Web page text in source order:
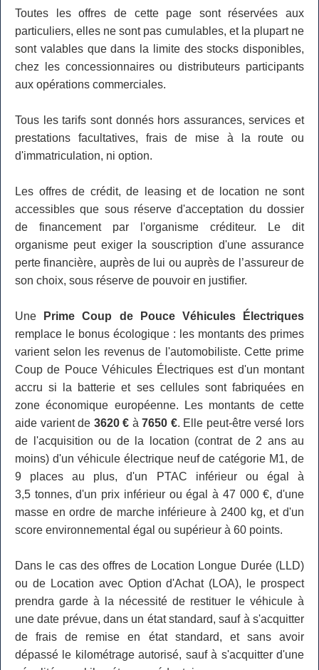
Toutes les offres de cette page sont réservées aux
particuliers, elles ne sont pas cumulables, et la plupart ne
sont valables que dans la limite des stocks disponibles,
chez les concessionnaires ou distributeurs participants
aux opérations commerciales.
Tous les tarifs sont donnés hors assurances, services et
prestations facultatives, frais de mise à la route ou
d'immatriculation, ni option.
Les offres de crédit, de leasing et de location ne sont
accessibles que sous réserve d'acceptation du dossier
de financement par l'organisme créditeur. Le dit
organisme peut exiger la souscription d'une assurance
perte financière, auprès de lui ou auprès de l’assureur de
son choix, sous réserve de pouvoir en justifier.
Une
Prime Coup de Pouce Véhicules Électriques
remplace le bonus écologique : les montants des primes
varient selon les revenus de l'automobiliste. Cette prime
Coup de Pouce Véhicules Électriques est d'un montant
accru si la batterie et ses cellules sont fabriquées en
zone économique européenne. Les montants de cette
aide varient de 3620 € à7650 €. Elle peut-être versé lors
de l'acquisition ou de la location (contrat de 2 ans au
moins) d'un véhicule électrique neuf de catégorie M1, de
9 places au plus, d'un PTAC inférieur ou égal à
3,5 tonnes, d'un prix inférieur ou égal à 47 000 €, d'une
masse en ordre de marche inférieure à 2400 kg, et d'un
score environnemental égal ou supérieur à 60 points.
Dans le cas des offres de Location Longue Durée (LLD)
ou de Location avec Option d'Achat (LOA), le prospect
prendra garde à la nécessité de restituer le véhicule à
une date prévue, dans un état standard, sauf à s'acquitter
de frais de remise en état standard, et sans avoir
dépassé le kilométrage autorisé, sauf à s'acquitter d'une